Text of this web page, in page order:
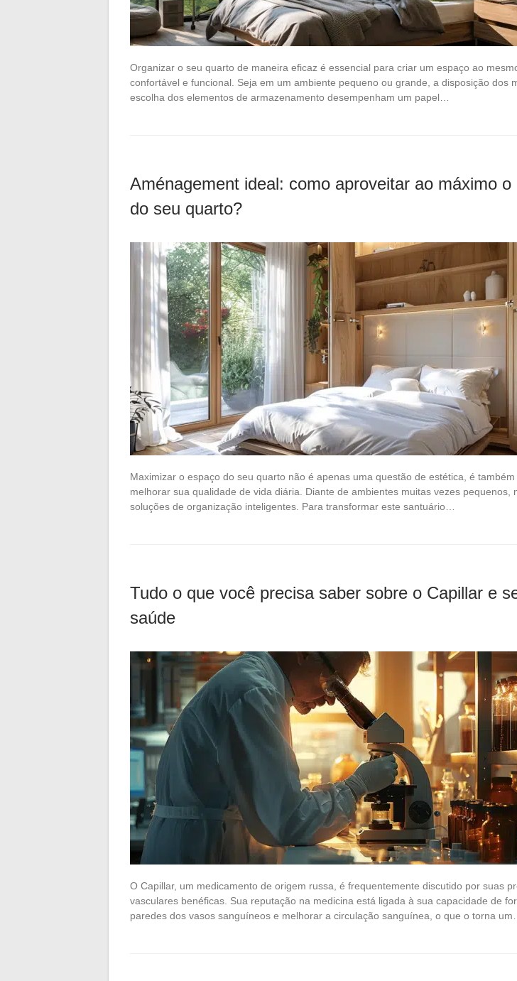
Organizar o seu quarto de maneira eficaz é essencial para criar um espaço ao
confortável e funcional. Seja em um ambiente pequeno ou grande, a disposição dos
escolha dos elementos de armazenamento desempenham um papel…
Aménagement ideal: como aproveitar ao máximo o
do seu quarto?
Maximizar o espaço do seu quarto não é apenas uma questão de estética, é
melhorar sua qualidade de vida diária. Diante de ambientes muitas vezes pequenos,
soluções de organização inteligentes. Para transformar este santuário…
Tudo o que você precisa saber sobre o Capillar e
saúde
O Capillar, um medicamento de origem russa, é frequentemente discutido por suas
vasculares benéficas. Sua reputação na medicina está ligada à sua capacidade de
paredes dos vasos sanguíneos e melhorar a circulação sanguínea, o que o torna um…